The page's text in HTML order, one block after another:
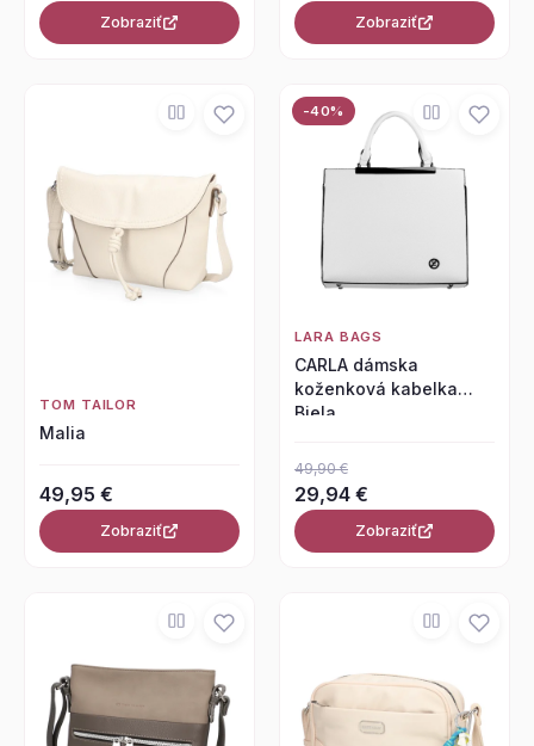
Zobraziť Zobraziť
TOM TAILOR
Malia
49,95 €
Zobraziť
-40%
LARA BAGS
CARLA dámska
koženková kabelka
Biela
49,90 €
29,94 €
Zobraziť